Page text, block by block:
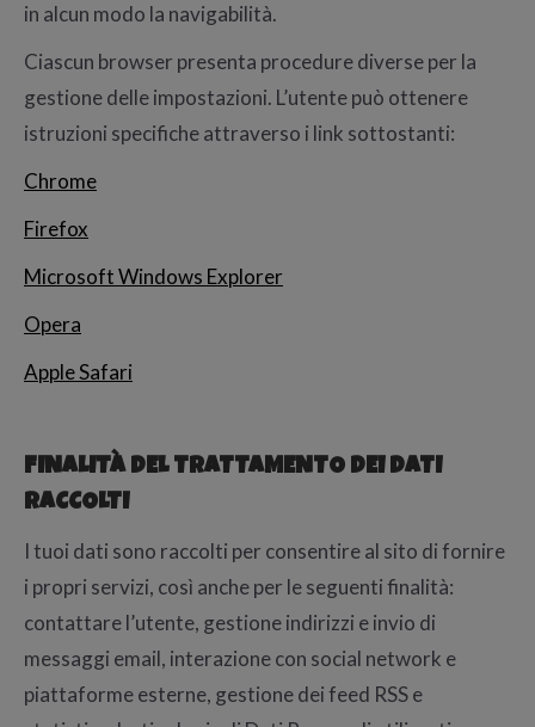
in alcun modo la navigabilità.
Ciascun browser presenta procedure diverse per la
gestione delle impostazioni. L’utente può ottenere
istruzioni specifiche attraverso i link sottostanti:
Chrome
Firefox
Microsoft Windows Explorer
Opera
Apple Safari
FINALITÀ DEL TRATTAMENTO DEI DATI
RACCOLTI
I tuoi dati sono raccolti per consentire al sito di fornire
i propri servizi, così anche per le seguenti finalità:
contattare l’utente, gestione indirizzi e invio di
messaggi email, interazione con social network e
piattaforme esterne, gestione dei feed RSS e